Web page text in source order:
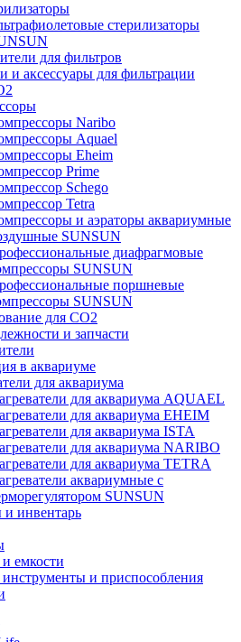
стерилизаторы
для фильтров
и аксессуары для фильтрации
Naribo
Aquael
Eheim
Prime
Schego
Tetra
и аэраторы аквариумные
SUNSUN
диафрагмовые
SUNSUN
поршневые
SUNSUN
для CO2
и запчасти
в аквариуме
для аквариума
для аквариума AQUAEL
для аквариума EHEIM
для аквариума ISTA
для аквариума NARIBO
для аквариума TETRA
аквариумные с
SUNSUN
инвентарь
емкости
и приспособления